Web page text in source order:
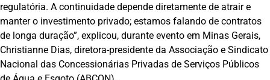
regulatória. A continuidade depende diretamente de atrair e
manter o investimento privado; estamos falando de contratos
de longa duração”, explicou, durante evento em Minas Gerais,
Christianne Dias, diretora-presidente da Associação e Sindicato
Nacional das Concessionárias Privadas de Serviços Públicos